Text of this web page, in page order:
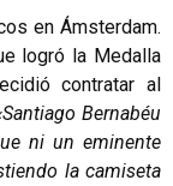
en Ámsterdam.
logró la Medalla
contratar al
Bernabéu
ni un eminente
la camiseta